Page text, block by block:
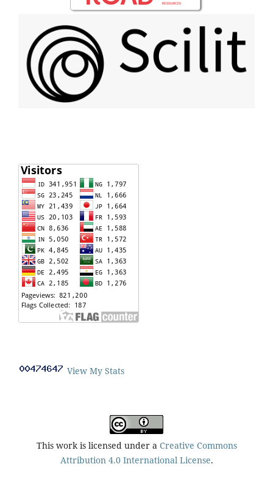
View My Stats
This work is licensed under a Creative Commons
Attribution 4.0 International License.